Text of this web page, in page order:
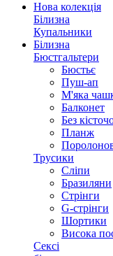
Нова колекція
Білизна
Купальники
Білизна
Бюстгальтери
Бюстьє
Пуш-ап
М'яка
Балконет
Без
Планж
Трусики
Сліпи
Бразиляни
Стрінги
G-стрінги
Шортики
Висока
Сексі